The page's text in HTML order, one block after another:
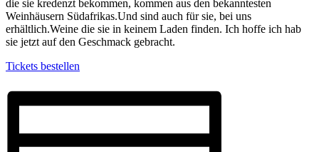
die sie kredenzt bekommen, kommen aus den bekanntesten
Weinhäusern Südafrikas.Und sind auch für sie, bei uns
erhältlich.Weine die sie in keinem Laden finden. Ich hoffe ich hab
sie jetzt auf den Geschmack gebracht.
Tickets bestellen